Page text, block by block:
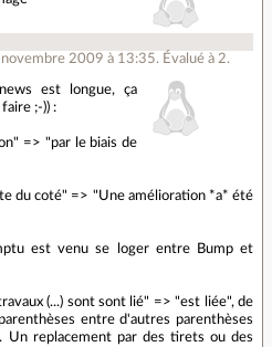
novembre 2009 à 13:35. Évalué à2.
est longue, ça
;-)) :
=> "par le biais de
du coté" => "Une amélioration *a* été
est venu se loger entre Bump et
(...) sont sont lié" => "est liée", de
entre d'autres parenthèses
Un replacement par des tirets ou des